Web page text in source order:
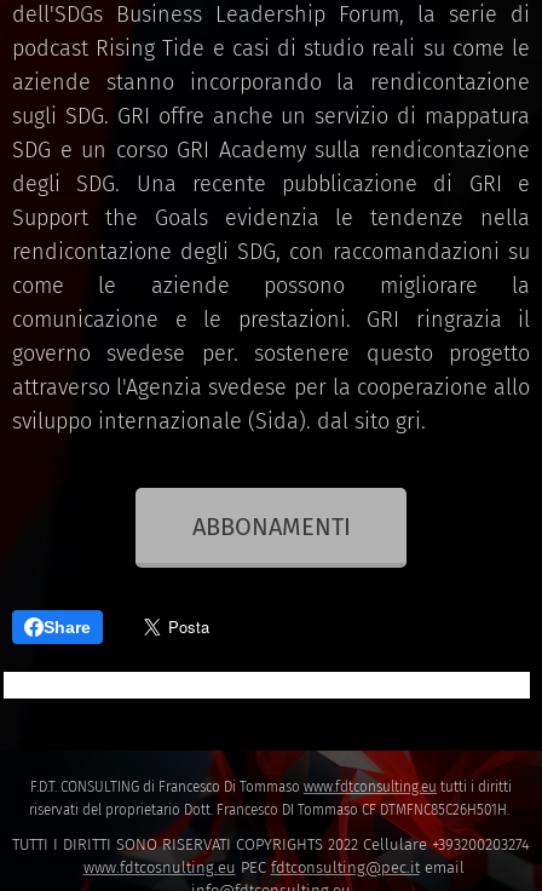
dell'SDGs Business Leadership Forum, la serie di
podcast Rising Tide e casi di studio reali su come le
aziende stanno incorporando la rendicontazione
sugli SDG. GRI offre anche un servizio di mappatura
SDG e un corso GRI Academy sulla rendicontazione
degli SDG. Una recente pubblicazione di GRI e
Support the Goals evidenzia le tendenze nella
rendicontazione degli SDG, con raccomandazioni su
come le aziende possono migliorare la
comunicazione e le prestazioni. GRI ringrazia il
governo svedese per. sostenere questo progetto
attraverso l'Agenzia svedese per la cooperazione allo
sviluppo internazionale (Sida). dal sito gri.
ABBONAMENTI
Share
F.D.T. CONSULTING di Francesco Di Tommaso www.fdtconsulting.eu tutti i diritti
riservati del proprietario Dott. Francesco DI Tommaso CF DTMFNC85C26H501H.
TUTTI I DIRITTI SONO RISERVATI COPYRIGHTS 2022 Cellulare +393200203274
www.fdtcosnulting.eu PEC fdtconsulting@pec.itemail